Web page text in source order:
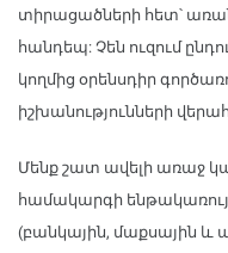
տիրացածների հետ՝
հանդեպ: Չեն ուզում
կողմից օրենսդիր
իշխանությունների
Մենք շատ ավելի առաջ
համակարգի
(բանկային, մաքսային և